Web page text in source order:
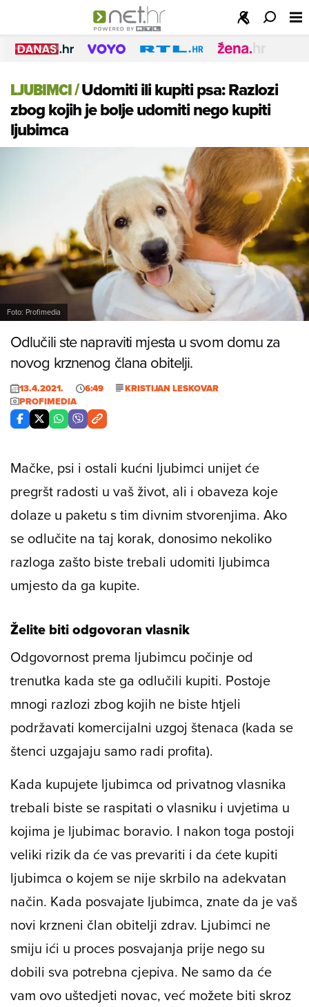
LJUBIMCI/Udomiti ili kupiti psa: Razlozi
zbog kojih je bolje udomiti nego kupiti
ljubimca
Foto: Profimedia
Odlučili ste napraviti mjesta u svom domu za
novog krznenog člana obitelji.
13.4.2021. 6:49
KRISTIJAN LESKOVAR
PROFIMEDIA
Mačke, psi i ostali kućni ljubimci unijet će
pregršt radosti u vaš život, ali i obaveza koje
dolaze u paketu s tim divnim stvorenjima. Ako
se odlučite na taj korak, donosimo nekoliko
razloga zašto biste trebali udomiti ljubimca
umjesto da ga kupite.
Želite biti odgovoran vlasnik
Odgovornost prema ljubimcu počinje od
trenutka kada ste ga odlučili kupiti. Postoje
mnogi razlozi zbog kojih ne biste htjeli
podržavati komercijalni uzgoj štenaca (kada se
štenci uzgajaju samo radi profita).
Kada kupujete ljubimca od privatnog vlasnika
trebali biste se raspitati o vlasniku i uvjetima u
kojima je ljubimac boravio. I nakon toga postoji
veliki rizik da će vas prevariti i da ćete kupiti
ljubimca o kojem se nije skrbilo na adekvatan
način. Kada posvajate ljubimca, znate da je vaš
novi krzneni član obitelji zdrav. Ljubimci ne
smiju ići u proces posvajanja prije nego su
dobili sva potrebna cjepiva. Ne samo da će
vam ovo uštedjeti novac, već možete biti skroz